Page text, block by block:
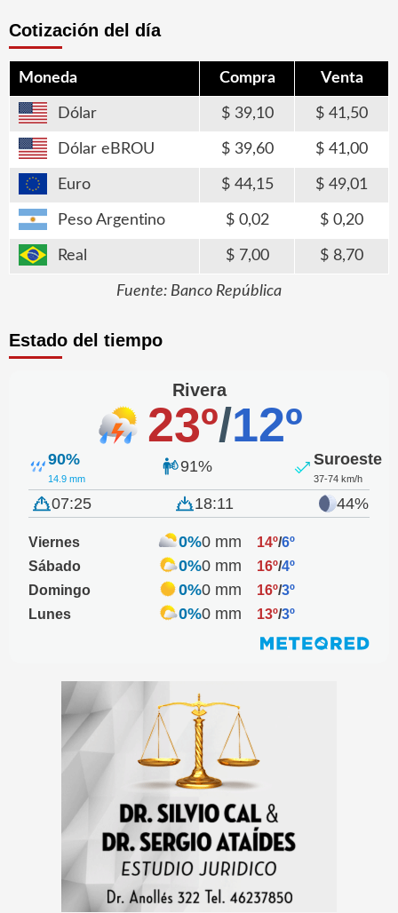
Cotización del día
Moneda Compra Venta
Dólar 39,10 41,50
Dólar eBROU 39,60 41,00
Euro 44,15 49,01
Peso Argentino 0,02 0,20
Real 7,00 8,70
Fuente: Banco República
Estado del tiempo
Rivera
23º/12º
90%
14.9 mm
91% Suroeste
37-74 km/h
07:25 18:11 44%
Viernes 0%0 mm 14º/6º
Sábado
0%0 mm 16º/4º
Domingo
0%0 mm 16º/3º
Lunes
0%0 mm 13º/3º